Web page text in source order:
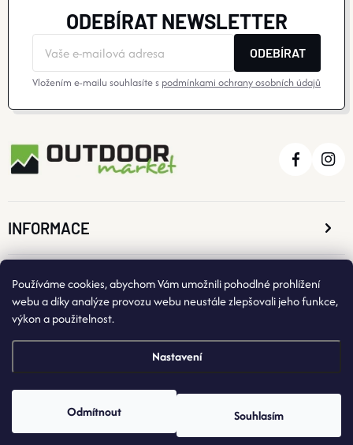
Používáme cookies, abychom Vám umožnili pohodlné prohlížení
webu a díky analýze provozu webu neustále zlepšovali jeho funkce,
výkon a použitelnost.
Nastavení
Odmítnout Souhlasím
ODEBÍRAT NEWSLETTER
ODEBÍRAT
Vložením e-mailu souhlasíte s podmínkami ochrany osobních údajů
INFORMACE
O NÁKUPU
Copyright 2026OutdoorMarket . Všechna práva vyhrazena.